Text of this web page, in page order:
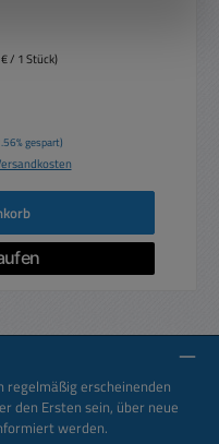
/ 1 Stück)
gespart)
regelmäßig erscheinenden
den Ersten sein, über neue
werden.